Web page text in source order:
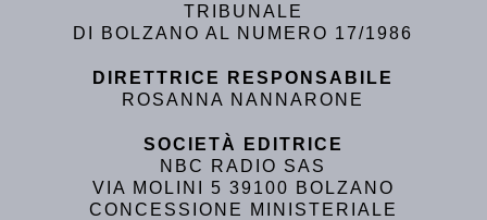
TRIBUNALE
DI BOLZANO AL NUMERO 17/1986
DIRETTRICE RESPONSABILE
ROSANNA NANNARONE
SOCIETÀ EDITRICE
NBC RADIO SAS
VIA MOLINI 5 39100 BOLZANO
CONCESSIONE MINISTERIALE